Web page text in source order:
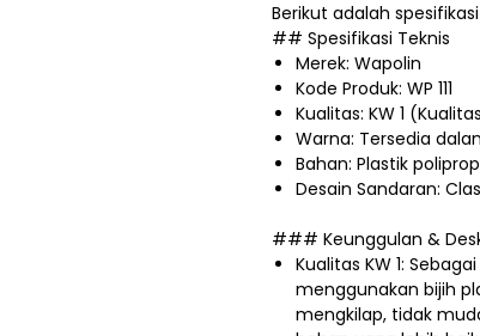
Berikut adalah
## Spesifikasi Teknis
Merek: Wapolin
Kode Produk: WP 111
Kualitas: KW 1
Warna: Tersedia
Bahan: Plastik
Desain Sandaran:
### Keunggulan &
Kualitas KW 1:
menggunakan bijih
mengkilap, tidak